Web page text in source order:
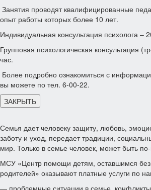
Занятия проводят квалифицированные
опыт работы которых более 10 лет.
Индивидуальная консультация психолога –
Групповая психологическая консультация
час.
Более подробно ознакомиться с
вы можете по тел. 6-00-22.
ЗАКРЫТЬ
Семья дает человеку защиту, любовь,
заботу и уход, передает традиции,
мир. Только в семье человек, может быть
МСУ «Центр помощи детям, оставшимся
родителей» оказывают платные услуги по